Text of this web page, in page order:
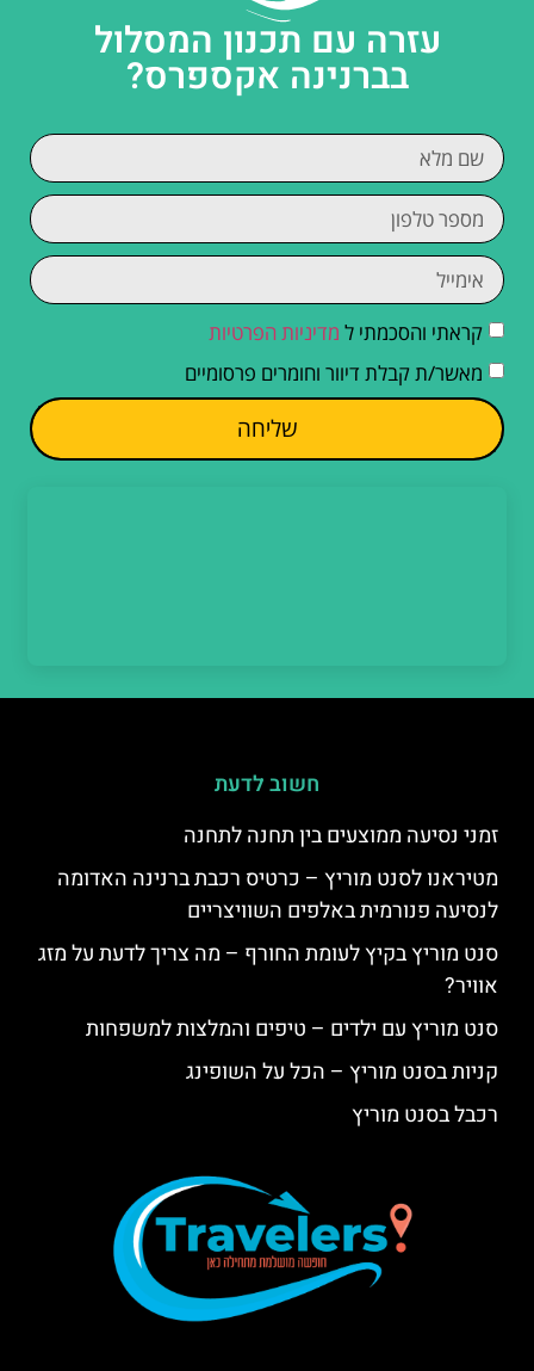
עזרה עם תכנון המסלול
בברנינה אקספרס?
קראתי והסכמתי ל מדיניות הפרטיות
מאשר/ת קבלת דיוור וחומרים פרסומיים
שליחה
חשוב לדעת
זמני נסיעה ממוצעים בין תחנה לתחנה
מטיראנו לסנט מוריץ – כרטיס רכבת ברנינה האדומה
לנסיעה פנורמית באלפים השוויצריים
סנט מוריץ בקיץ לעומת החורף – מה צריך לדעת על מזג
אוויר?
סנט מוריץ עם ילדים – טיפים והמלצות למשפחות
קניות בסנט מוריץ – הכל על השופינג
רכבל בסנט מוריץ